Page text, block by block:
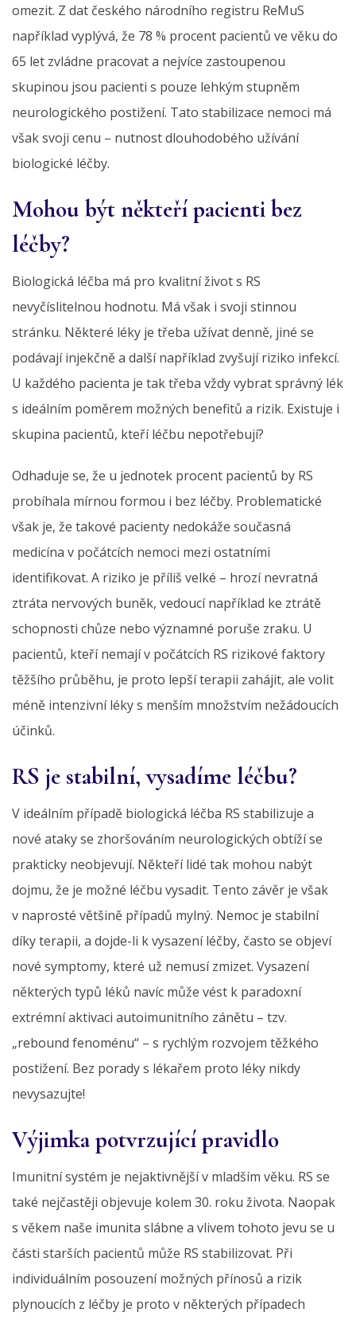
omezit. Z dat českého národního registru ReMuS
například vyplývá, že 78 % procent pacientů ve věku do
65 let zvládne pracovat a nejvíce zastoupenou
skupinou jsou pacienti s pouze lehkým stupněm
neurologického postižení. Tato stabilizace nemoci má
však svoji cenu – nutnost dlouhodobého užívání
biologické léčby.
Mohou být někteří pacienti bez
léčby?
Biologická léčba má pro kvalitní život s RS
nevyčíslitelnou hodnotu. Má však i svoji stinnou
stránku. Některé léky je třeba užívat denně, jiné se
podávají injekčně a další například zvyšují riziko infekcí.
U každého pacienta je tak třeba vždy vybrat správný lék
s ideálním poměrem možných benefitů a rizik. Existuje i
skupina pacientů, kteří léčbu nepotřebují?
Odhaduje se, že u jednotek procent pacientů by RS
probíhala mírnou formou i bez léčby. Problematické
však je, že takové pacienty nedokáže současná
medicína v počátcích nemoci mezi ostatními
identifikovat. A riziko je příliš velké – hrozí nevratná
ztráta nervových buněk, vedoucí například ke ztrátě
schopnosti chůze nebo významné poruše zraku. U
pacientů, kteří nemají v počátcích RS rizikové faktory
těžšího průběhu, je proto lepší terapii zahájit, ale volit
méně intenzivní léky s menším množstvím nežádoucích
účinků.
RS je stabilní, vysadíme léčbu?
V ideálním případě biologická léčba RS stabilizuje a
nové ataky se zhoršováním neurologických obtíží se
prakticky neobjevují. Někteří lidé tak mohou nabýt
dojmu, že je možné léčbu vysadit. Tento závěr je však
v naprosté většině případů mylný. Nemoc je stabilní
díky terapii, a dojde-li k vysazení léčby, často se objeví
nové symptomy, které už nemusí zmizet. Vysazení
některých typů léků navíc může vést k paradoxní
extrémní aktivaci autoimunitního zánětu – tzv.
„rebound fenoménu“ – s rychlým rozvojem těžkého
postižení. Bez porady s lékařem proto léky nikdy
nevysazujte!
Výjimka potvrzující pravidlo
Imunitní systém je nejaktivnější v mladším věku. RS se
také nejčastěji objevuje kolem 30. roku života. Naopak
s věkem naše imunita slábne a vlivem tohoto jevu se u
části starších pacientů může RS stabilizovat. Při
individuálním posouzení možných přínosů a rizik
plynoucích z léčby je proto v některých případech